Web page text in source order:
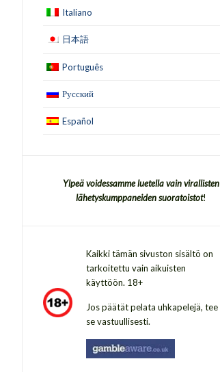
Italiano
日本語
Português
Русский
Español
Ylpeä voidessamme luetella vain virallisten
lähetyskumppaneiden suoratoistot!
Kaikki tämän sivuston sisältö on
tarkoitettu vain aikuisten
käyttöön. 18+
Jos päätät pelata uhkapelejä, tee
se vastuullisesti.